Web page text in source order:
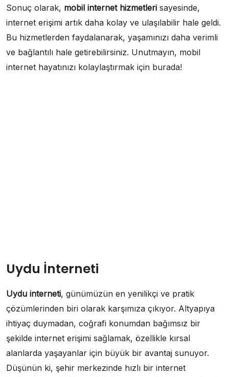
Sonuç olarak, mobil internet hizmetleri sayesinde,
internet erişimi artık daha kolay ve ulaşılabilir hale geldi.
Bu hizmetlerden faydalanarak, yaşamınızı daha verimli
ve bağlantılı hale getirebilirsiniz. Unutmayın, mobil
internet hayatınızı kolaylaştırmak için burada!
Uydu İnterneti
Uydu interneti, günümüzün en yenilikçi ve pratik
çözümlerinden biri olarak karşımıza çıkıyor. Altyapıya
ihtiyaç duymadan, coğrafi konumdan bağımsız bir
şekilde internet erişimi sağlamak, özellikle kırsal
alanlarda yaşayanlar için büyük bir avantaj sunuyor.
Düşünün ki, şehir merkezinde hızlı bir internet